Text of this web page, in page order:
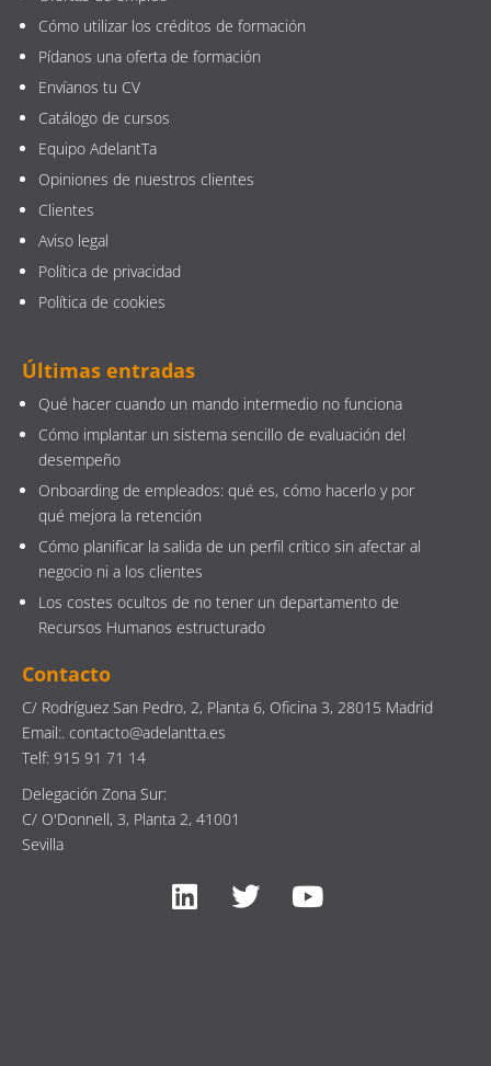
Cómo utilizar los créditos de formación
Pídanos una oferta de formación
Envíanos tu CV
Catálogo de cursos
Equipo AdelantTa
Opiniones de nuestros clientes
Clientes
Aviso legal
Política de privacidad
Política de cookies
Últimas entradas
Qué hacer cuando un mando intermedio no funciona
Cómo implantar un sistema sencillo de evaluación del
desempeño
Onboarding de empleados: qué es, cómo hacerlo y por
qué mejora la retención
Cómo planificar la salida de un perfil crítico sin afectar al
negocio ni a los clientes
Los costes ocultos de no tener un departamento de
Recursos Humanos estructurado
Contacto
C/ Rodríguez San Pedro, 2, Planta 6, Oficina 3, 28015 Madrid
Email:. contacto@adelantta.es
Telf: 915 91 71 14
Delegación Zona Sur:
C/ O'Donnell, 3, Planta 2, 41001
Sevilla